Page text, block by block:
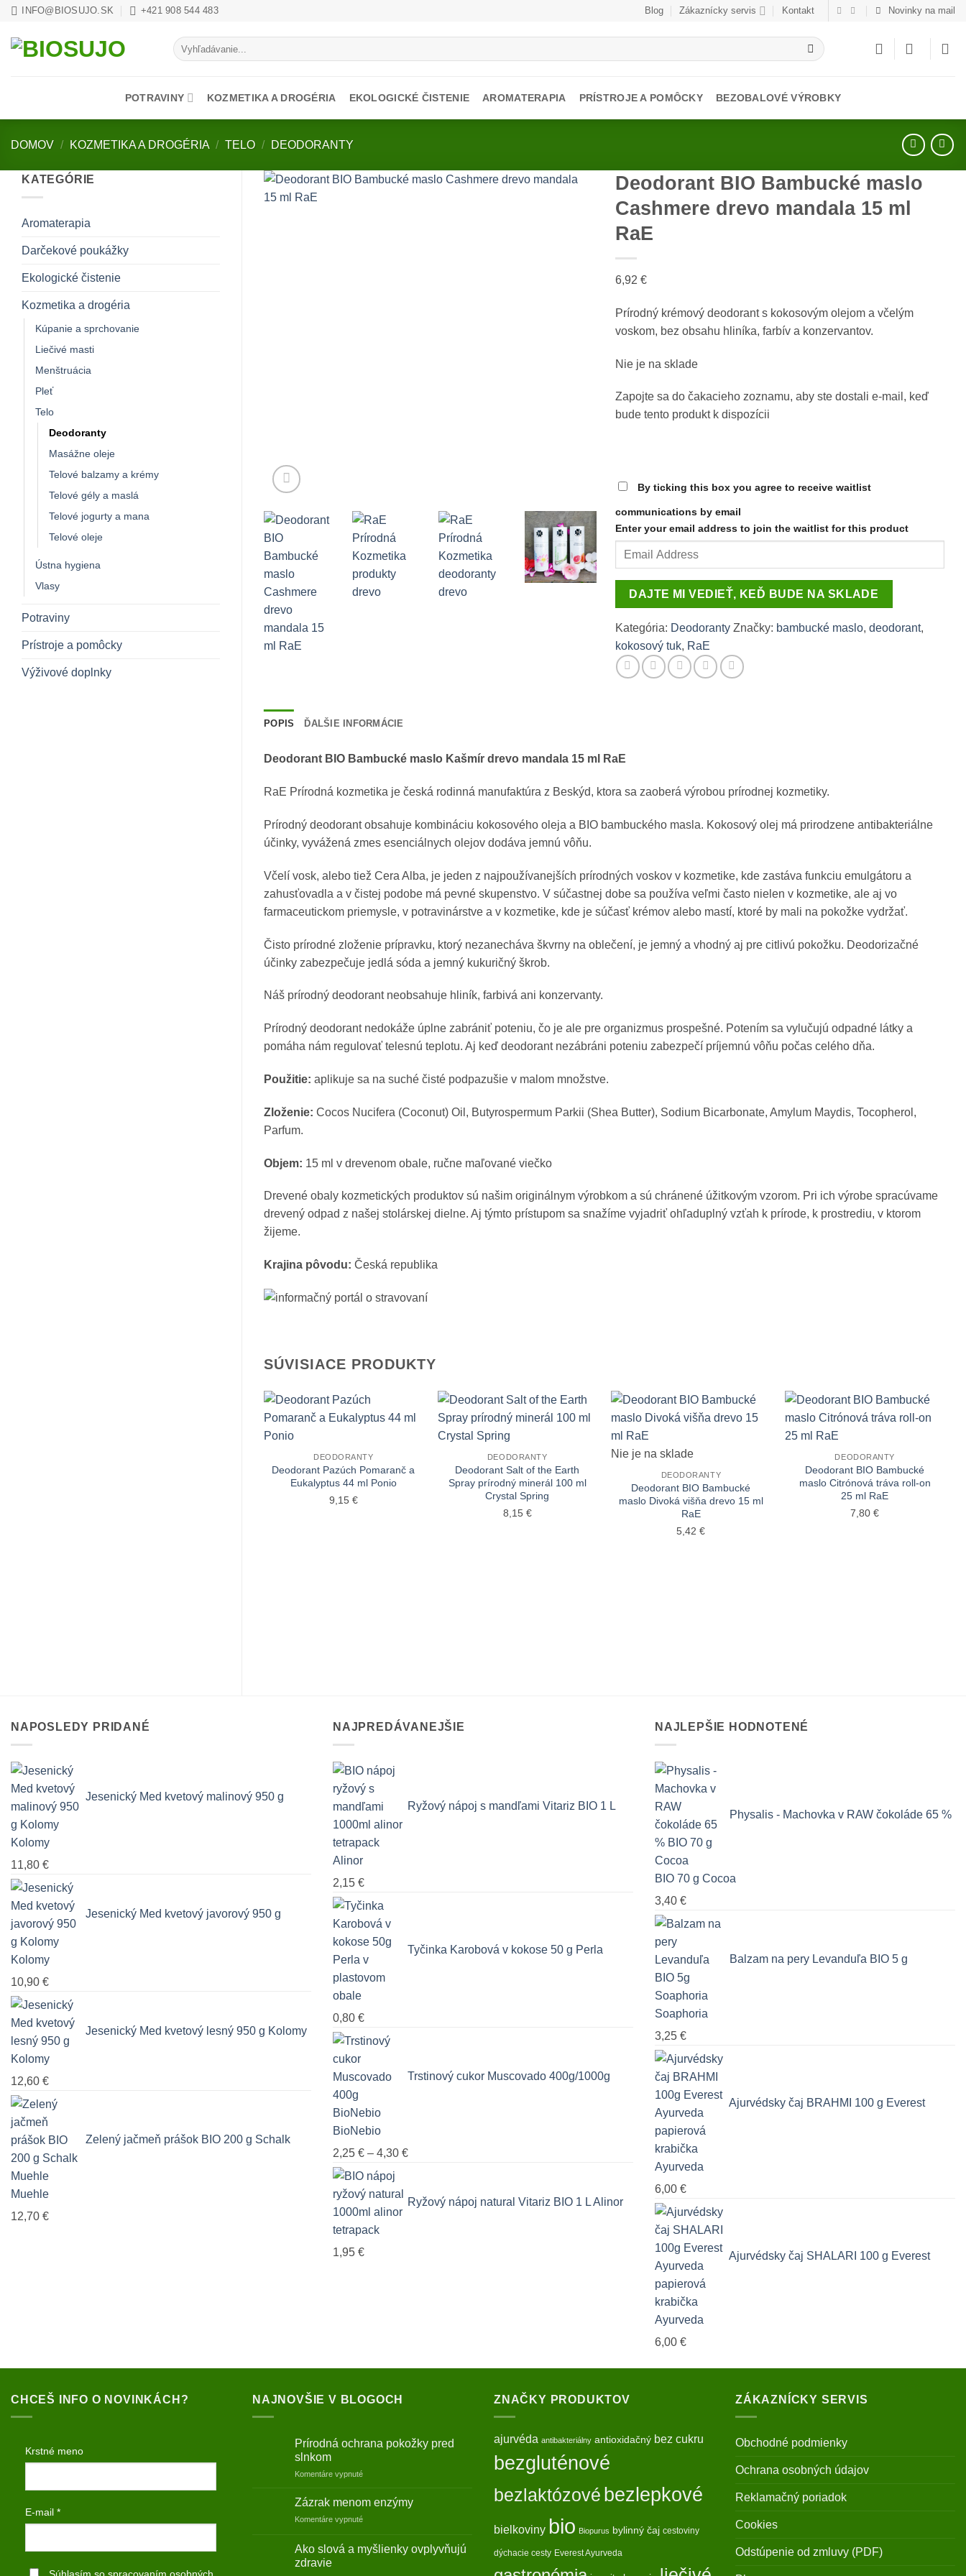
Skip
content
INFO@BIOSUJO.SK +421 908 544 483 Blog Zákaznícky servis Kontakt Novinky na mail
Hľadať:
POTRAVINY KOZMETIKA A DROGÉRIA EKOLOGICKÉ ČISTENIE AROMATERAPIA PRÍSTROJE A POMÔCKY BEZOBALOVÉ VÝROBKY
DOMOV / KOZMETIKA A DROGÉRIA / TELO / DEODORANTY
KATEGÓRIE
Aromaterapia
Darčekové poukážky
Ekologické čistenie
Kozmetika a drogéria
Kúpanie a sprchovanie
Liečivé masti
Menštruácia
Pleť
Telo
Deodoranty
Masážne oleje
Telové balzamy a krémy
Telové gély a maslá
Telové jogurty a mana
Telové oleje
Ústna hygiena
Vlasy
Potraviny
Prístroje a pomôcky
Výživové doplnky
Deodorant BIO Bambucké maslo
Cashmere drevo mandala 15 ml
RaE
6,92 €
Prírodný krémový deodorant s kokosovým olejom a včelým
voskom, bez obsahu hliníka, farbív a konzervantov.
Nie je na sklade
Zapojte sa do čakacieho zoznamu, aby ste dostali e-mail, keď
bude tento produkt k dispozícii
NOTIFICATION
By ticking this box you agree to receive waitlist
communications by email
Enter your email address to join the waitlist for this product
DAJTE MI VEDIEŤ, KEĎ BUDE NA SKLADE
Kategória: Deodoranty Značky: bambucké maslo, deodorant,
kokosový tuk, RaE
POPIS ĎALŠIE INFORMÁCIE
Deodorant BIO Bambucké maslo Kašmír drevo mandala 15 ml RaE
RaE Prírodná kozmetika je česká rodinná manufaktúra z Beskýd, ktora sa zaoberá výrobou prírodnej kozmetiky.
Prírodný deodorant obsahuje kombináciu kokosového oleja a BIO bambuckého masla. Kokosový olej má prirodzene antibakteriálne
účinky, vyvážená zmes esenciálnych olejov dodáva jemnú vôňu.
Včelí vosk, alebo tiež Cera Alba, je jeden z najpoužívanejších prírodných voskov v kozmetike, kde zastáva funkciu emulgátoru a
zahusťovadla a v čistej podobe má pevné skupenstvo. V súčastnej dobe sa používa veľmi často nielen v kozmetike, ale aj vo
farmaceutickom priemysle, v potravinárstve a v kozmetike, kde je súčasť krémov alebo mastí, ktoré by mali na pokožke vydržať.
Čisto prírodné zloženie prípravku, ktorý nezanecháva škvrny na oblečení, je jemný a vhodný aj pre citlivú pokožku. Deodorizačné
účinky zabezpečuje jedlá sóda a jemný kukuričný škrob.
Náš prírodný deodorant neobsahuje hliník, farbivá ani konzervanty.
Prírodný deodorant nedokáže úplne zabrániť poteniu, čo je ale pre organizmus prospešné. Potením sa vylučujú odpadné látky a
pomáha nám regulovať telesnú teplotu. Aj keď deodorant nezábráni poteniu zabezpečí príjemnú vôňu počas celého dňa.
Použitie: aplikuje sa na suché čisté podpazušie v malom množstve.
Zloženie: Cocos Nucifera (Coconut) Oil, Butyrospermum Parkii (Shea Butter), Sodium Bicarbonate, Amylum Maydis, Tocopherol,
Parfum.
Objem: 15 ml v drevenom obale, ručne maľované viečko
Drevené obaly kozmetických produktov sú našim originálnym výrobkom a sú chránené úžitkovým vzorom. Pri ich výrobe spracúvame
drevený odpad z našej stolárskej dielne. Aj týmto prístupom sa snažíme vyjadriť ohľaduplný vzťah k prírode, k prostrediu, v ktorom
žijeme.
Krajina pôvodu: Česká republika
SÚVISIACE PRODUKTY
+
DEODORANTY
Deodorant Pazúch Pomaranč a
Eukalyptus 44 ml Ponio
9,15 €
+
DEODORANTY
Deodorant Salt of the Earth
Spray prírodný minerál 100 ml
Crystal Spring
8,15 €
+
Nie je na sklade
DEODORANTY
Deodorant BIO Bambucké
maslo Divoká višňa drevo 15 ml
RaE
5,42€
+
DEODORANTY
Deodorant BIO Bambucké
maslo Citrónová tráva roll-on
25 ml RaE
7,80€
NAPOSLEDY PRIDANÉ
Jesenický Med kvetový malinový 950 g
Kolomy
11,80 €
Jesenický Med kvetový javorový 950 g
Kolomy
10,90 €
Jesenický Med kvetový lesný 950 g Kolomy
12,60 €
Zelený jačmeň prášok BIO 200 g Schalk
Muehle
12,70 €
NAJPREDÁVANEJŠIE
Ryžový nápoj s mandľami Vitariz BIO 1 L
Alinor
2,15 €
Tyčinka Karobová v kokose 50 g Perla
0,80 €
Trstinový cukor Muscovado 400g/1000g
BioNebio
2,25 € – 4,30 €Price
through
Ryžový nápoj natural Vitariz BIO 1 L Alinor
1,95 €
NAJLEPŠIE HODNOTENÉ
Physalis - Machovka v RAW čokoláde 65 %
BIO 70 g Cocoa
3,40 €
Balzam na pery Levanduľa BIO 5 g
Soaphoria
3,25 €
Ajurvédsky čaj BRAHMI 100 g Everest
Ayurveda
6,00 €
Ajurvédsky čaj SHALARI 100 g Everest
Ayurveda
6,00 €
CHCEŠ INFO O NOVINKÁCH?
Krstné meno
E-mail *
Súhlasím so spracovaním osobných
NAJNOVŠIE V BLOGOCH
Prírodná ochrana pokožky pred
slnkom
Komentáre vypnuténa
pred
Zázrak menom enzýmy
Komentáre vypnuténa
menom
enzýmy
Ako slová a myšlienky ovplyvňujú
zdravie
ZNAČKY PRODUKTOV
ajurvéda antibakteriálny antioxidačný bez cukru
bezgluténové
bezlaktózové bezlepkové
bielkoviny bio Biopurus bylinný čaj cestoviny
dýchacie cesty Everest Ayurveda
ZÁKAZNÍCKY SERVIS
Obchodné podmienky
Ochrana osobných údajov
Reklamačný poriadok
Cookies
Odstúpenie od zmluvy (PDF)